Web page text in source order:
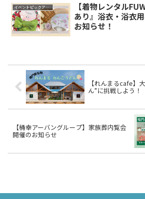
イベントピックアップ
【着物レンタル
あり』浴衣・浴衣
お知らせ！
【れんまるcafe】
ん”に挑戦しよう！
【桶幸アーバングループ】家族葬内覧会
開催のお知らせ